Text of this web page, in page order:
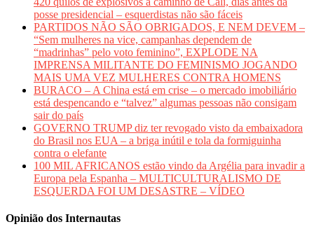
posse presidencial – esquerdistas não são fáceis
PARTIDOS NÃO SÃO OBRIGADOS, E NEM DEVEM –
“Sem mulheres na vice, campanhas dependem de
“madrinhas” pelo voto feminino”, EXPLODE NA
IMPRENSA MILITANTE DO FEMINISMO JOGANDO
MAIS UMA VEZ MULHERES CONTRA HOMENS
BURACO – A China está em crise – o mercado imobiliário
está despencando e “talvez” algumas pessoas não consigam
sair do país
GOVERNO TRUMP diz ter revogado visto da embaixadora
do Brasil nos EUA – a briga inútil e tola da formiguinha
contra o elefante
100 MIL AFRICANOS estão vindo da Argélia para invadir a
Europa pela Espanha – MULTICULTURALISMO DE
ESQUERDA FOI UM DESASTRE – VÍDEO
Opinião dos Internautas